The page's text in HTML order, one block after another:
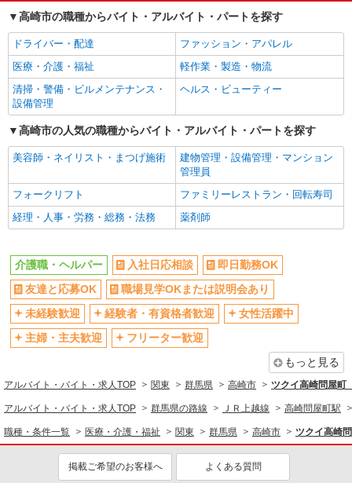
未経験歓迎
経験者・有資格者歓迎
女性活躍中
主婦・主夫歓迎
フリーター歓迎
学歴不問
ブランクOK
ミドル（40代～）活躍中
エルダー（50代～）活躍中
昇給あり
禁煙・分煙
バイク通勤OK
自転車通勤OK
残業ほぼなし
副業・WワークOK
転勤なし
交通費支給
社会保険あり
産休・育休取得実績あり
各種手当（家族・役職・インセン
研修制度あり
社員登用あり
資格取得支援制度あり
髪型・髪色自由
髭（ひげ）OK
ネイルOK
同じ職種から求人を探す
介護職・ヘルパー
未経験歓迎
ミドル（40代～）活躍中
副業・WワークOK
交通費支給
高崎市の職種からバイト・アルバイト・パートを探す
ドライバー・配達
ファッション・アパレル
医療・介護・福祉
軽作業・製造・物流
清掃・警備・ビルメンテナンス・
設備管理
ヘルス・ビューティー
高崎市の人気の職種からバイト・アルバイト・パートを探す
美容師・ネイリスト・まつげ施術
建物管理・設備管理・マンション
管理員
フォークリフト
ファミリーレストラン・回転寿司
経理・人事・労務・総務・法務
薬剤師
介護職・ヘルパー 入社日応相談
即日勤務OK
友達と応募OK
職場見学OKまたは説明会あり
未経験歓迎
経験者・有資格者歓迎
女性活躍中
主婦・主夫歓迎
フリーター歓迎
もっと見る
アルバイト・バイト・求人TOP 関東 群馬県 高崎市 ツクイ高崎問屋町
アルバイト・バイト・求人TOP 群馬県の路線 ＪＲ上越線 高崎問屋町駅
職種・条件一覧 医療・介護・福祉 関東 群馬県 高崎市 ツクイ高崎
掲載ご希望のお客様へ よくある質問